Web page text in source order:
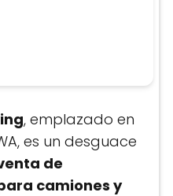
, emplazado en
es un desguace
de
camiones y